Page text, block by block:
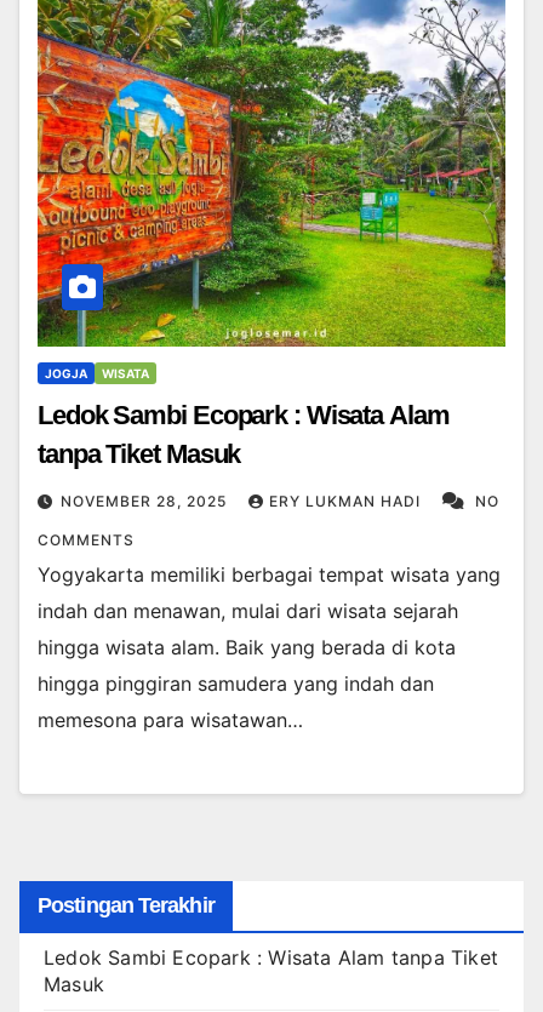
JOGJA WISATA
Ledok Sambi Ecopark : Wisata Alam
tanpa Tiket Masuk
NOVEMBER 28, 2025 ERY LUKMAN HADI NO
COMMENTS
Yogyakarta memiliki berbagai tempat wisata yang
indah dan menawan, mulai dari wisata sejarah
hingga wisata alam. Baik yang berada di kota
hingga pinggiran samudera yang indah dan
memesona para wisatawan…
Postingan Terakhir
Ledok Sambi Ecopark : Wisata Alam tanpa Tiket
Masuk